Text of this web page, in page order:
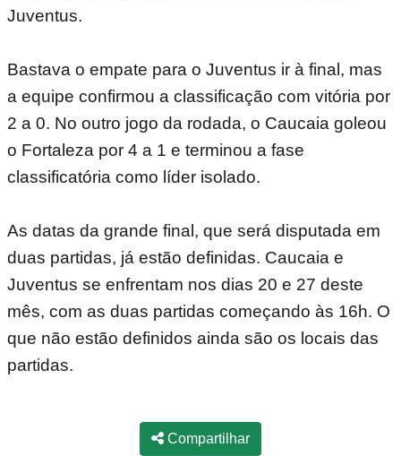
Juventus.
Bastava o empate para o Juventus ir à final, mas
a equipe confirmou a classificação com vitória por
2 a 0. No outro jogo da rodada, o Caucaia goleou
o Fortaleza por 4 a 1 e terminou a fase
classificatória como líder isolado.
As datas da grande final, que será disputada em
duas partidas, já estão definidas. Caucaia e
Juventus se enfrentam nos dias 20 e 27 deste
mês, com as duas partidas começando às 16h. O
que não estão definidos ainda são os locais das
partidas.
Compartilhar